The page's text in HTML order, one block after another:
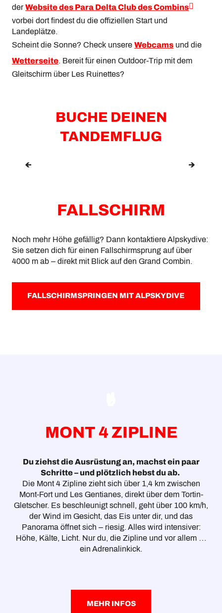
derWebsite des Para Delta Club des Combins
vorbei dort findest du die offiziellen Start und
Landeplätze.
Scheint die Sonne? Check unsere Webcams und die
Wetterseite. Bereit für einen Outdoor-Trip mit dem
Gleitschirm über Les Ruinettes?
BUCHE DEINEN
TANDEMFLUG
FALLSCHIRM
Noch mehr Höhe gefällig? Dann kontaktiere Alpskydive:
Sie setzen dich für einen Fallschirmsprung auf über
4000 m ab – direkt mit Blick auf den Grand Combin.
FALLSCHIRMSPRINGEN MIT ALPSKYDIVE
MONT 4 ZIPLINE
Du ziehst die Ausrüstung an, machst ein paar
Schritte – und plötzlich hebst du ab.
Die Mont 4 Zipline zieht sich über 1,4 km zwischen
Mont-Fort und Les Gentianes, direkt über dem Tortin-
Gletscher. Es beschleunigt schnell, geht über 100 km/h,
der Wind im Gesicht, das Eis unter dir, und das
Panorama öffnet sich – riesig. Alles wird intensiver:
Höhe, Kälte, Licht. Nur du, die Zipline und vor allem …
ein Adrenalinkick.
MEHR INFOS